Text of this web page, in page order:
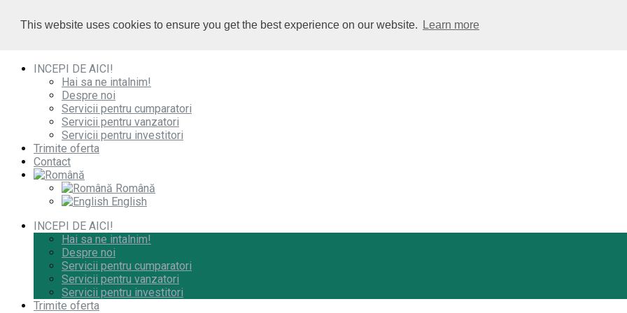
This website uses cookies to ensure you get the best experience on our website. Learn more
0732 010 000/ 0732 010 000
office@imobiliare-herastrau.ro office@imobiliare-herastrau.ro
INCEPI DE AICI!
Hai sa ne intalnim!
Despre noi
Servicii pentru cumparatori
Servicii pentru vanzatori
Servicii pentru investitori
Trimite oferta
Contact
Română
English
INCEPI DE AICI!
Hai sa ne intalnim!
Despre noi
Servicii pentru cumparatori
Servicii pentru vanzatori
Servicii pentru investitori
Trimite oferta